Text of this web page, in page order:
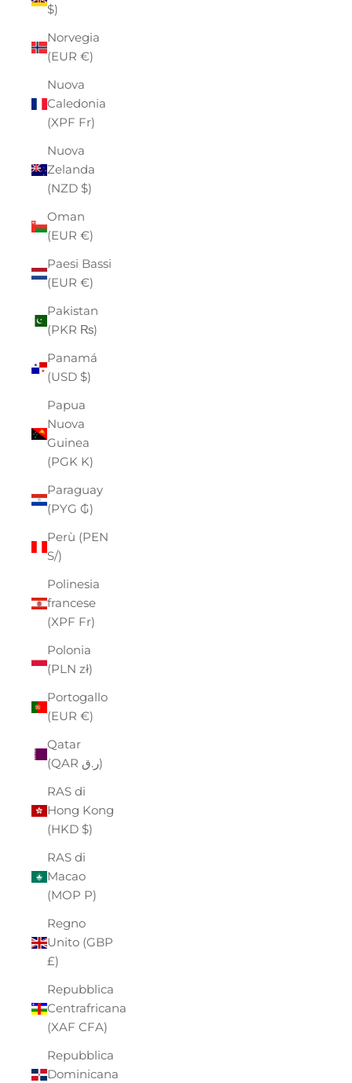
$)
Norvegia
(EUR €)
Nuova
Caledonia
(XPF Fr)
Nuova
Zelanda
(NZD $)
Oman
(EUR €)
Paesi Bassi
(EUR €)
Pakistan
(PKR ₨)
Panamá
(USD $)
Papua
Nuova
Guinea
(PGK K)
Paraguay
(PYG ₲)
Perù (PEN
S/)
Polinesia
francese
(XPF Fr)
Polonia
(PLN zł)
Portogallo
(EUR €)
Qatar
(QAR ر.ق)
RAS di
Hong Kong
(HKD $)
RAS di
Macao
(MOP P)
Regno
Unito (GBP
£)
Repubblica
Centrafricana
(XAF CFA)
Repubblica
Dominicana